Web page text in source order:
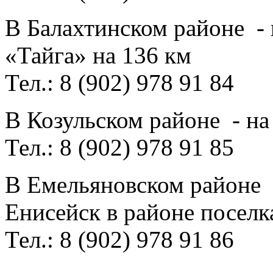
В Балахтинском районе -
«Тайга» на 136 км
Тел.: 8 (902) 978 91 84
В Козульском районе -
Тел.: 8 (902) 978 91 85
В Емельяновском районе
Енисейск в районе
Тел.: 8 (902) 978 91 86